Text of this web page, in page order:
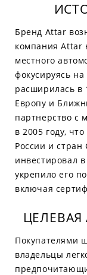
Бренд Attar
компания Attar
местного
фокусируясь
расширилась в
Европу и
партнерство с
в 2005 году,
России и стран
инвестировал
укрепило его
включая
ЦЕЛЕВАЯ
Покупателями
владельцы